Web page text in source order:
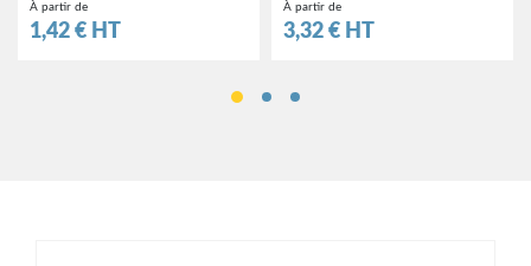
À partir de
Prix
1,42 € HT
À partir de
Prix
3,32 € HT